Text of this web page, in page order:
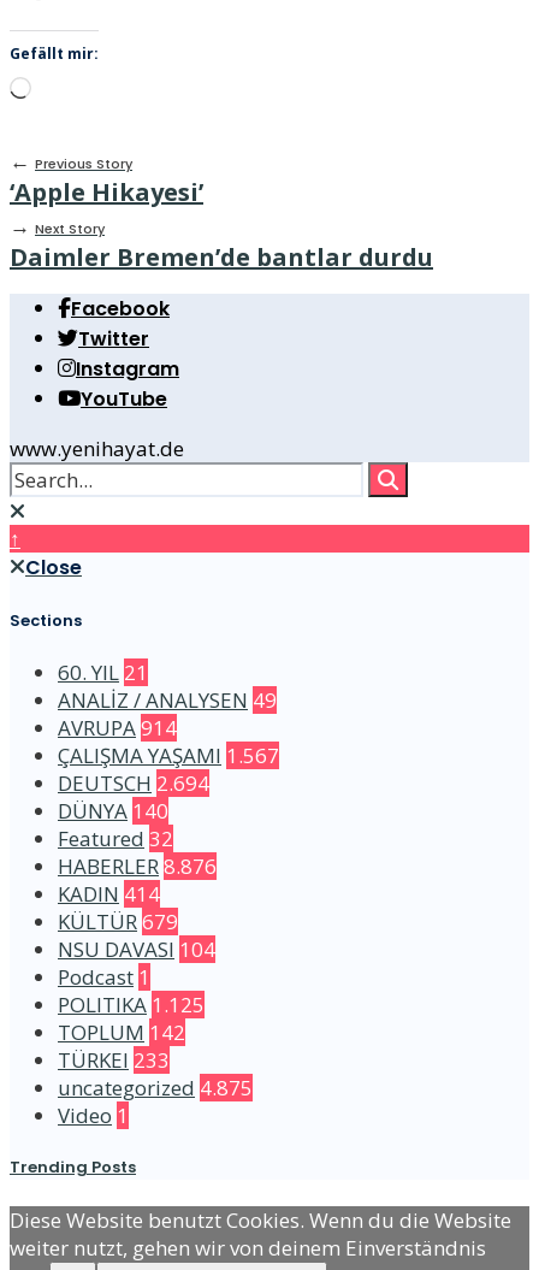
Gefällt mir:
Wird
← Previous Story
‘Apple Hikayesi’
→ Next Story
Daimler Bremen’de bantlar durdu
Facebook
Twitter
Instagram
YouTube
www.yenihayat.de
↑
Close
Sections
60. YIL 21
ANALİZ / ANALYSEN 49
AVRUPA914
ÇALIŞMA YAŞAMI 1.567
DEUTSCH 2.694
DÜNYA 140
Featured 32
HABERLER8.876
KADIN 414
KÜLTÜR679
NSU DAVASI 104
Podcast 1
POLITIKA 1.125
TOPLUM 142
TÜRKEI 233
uncategorized 4.875
Video 1
Trending Posts
Diese Website benutzt Cookies. Wenn du die Website
weiter nutzt, gehen wir von deinem Einverständnis